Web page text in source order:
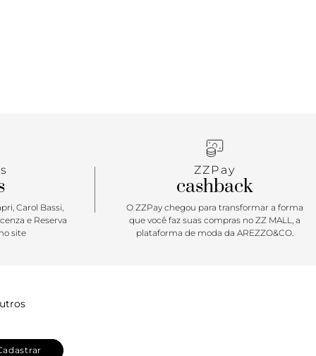
Carol Bassi,
e Reserva
site
ZZPay
cashback
O ZZPay chegou para transformar a forma
que você faz suas compras no ZZ MALL, a
plataforma de moda da AREZZO&CO.